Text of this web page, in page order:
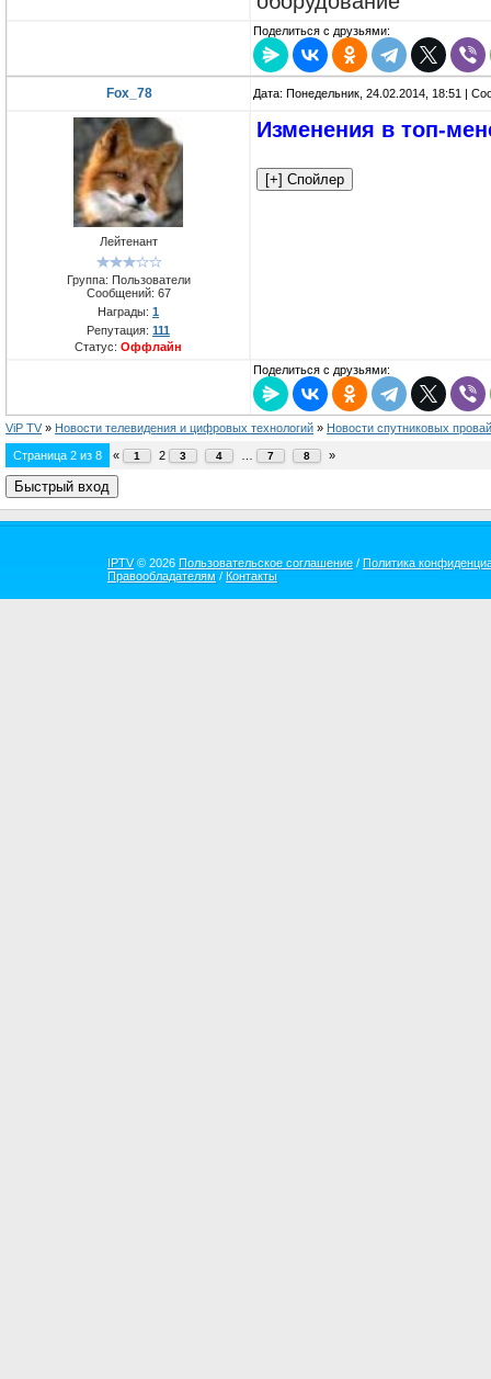
Поделиться с друзьями:
Fox_78 Дата: Понедельник, 24.02.2014, 18:51 |
Лейтенант
Группа: Пользователи
Сообщений: 67
Награды: 1
Репутация: 111
Статус: Оффлайн
Изменения в топ-
Поделиться с друзьями:
ViP TV » Новости телевидения и цифровых технологий » Новости спутниковых
Страница 2 из 8 « 1 2 3 4 7 8 »
IPTV© 2026 Пользовательское соглашение / Политика
Правообладателям / Контакты